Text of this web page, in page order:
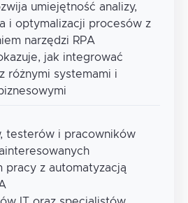
umiejętność analizy,
i optymalizacji procesów z
narzędzi RPA
jak integrować
różnymi systemami i
testerów i pracowników
pracy z automatyzacją